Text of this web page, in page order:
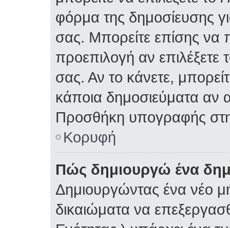
φόρμα της δημοσίευσης
σας. Μπορείτε επίσης
προεπιλογή αν
σας. Αν το κάνετε,
κάποια δημοσιεύματα αν
Προσθήκη υπογραφής
Κορυφή
Πώς δημιουργώ ένα
Δημιουργώντας ένα νέο
δικαιώματα να